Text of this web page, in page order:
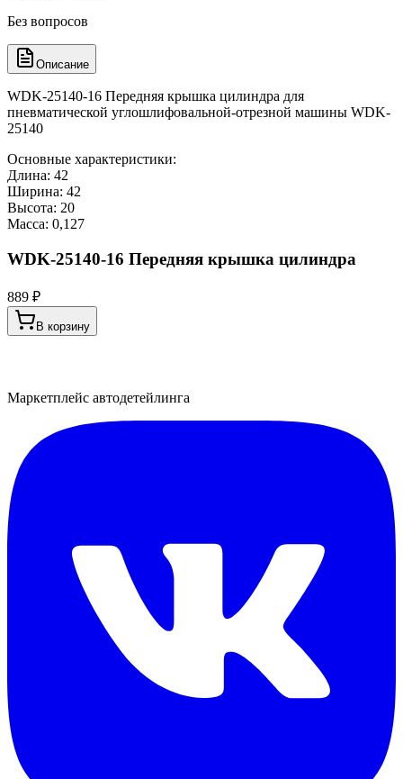
Без вопросов
Описание
WDK-25140-16 Передняя крышка цилиндра для
пневматической углошлифовальной-отрезной машины WDK-
25140
Основные характеристики:
Длина: 42
Ширина: 42
Высота: 20
Масса: 0,127
WDK-25140-16 Передняя крышка цилиндра
889 ₽
В корзину
Маркетплейс автодетейлинга